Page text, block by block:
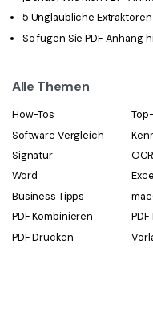
5 Unglaubliche
So fügen Sie PDF Anhang
Alle Themen
How-Tos
Software Vergleich
Signatur
OCR
Word
Business Tipps
PDF Kombinieren
PDF Drucken